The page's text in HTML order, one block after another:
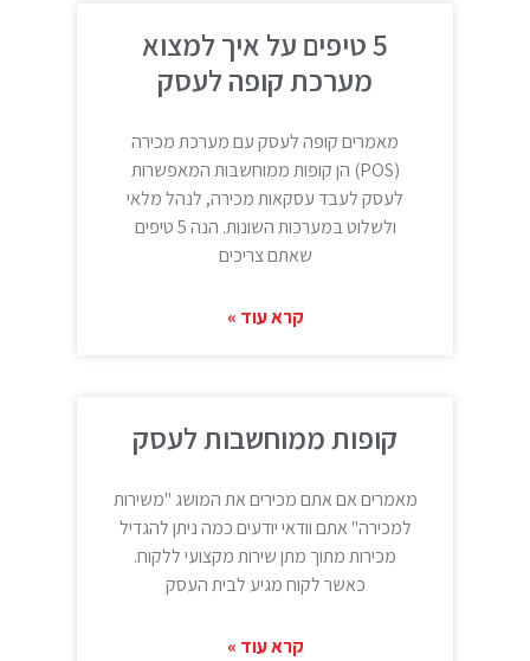
5 טיפים על איך למצוא
מערכת קופה לעסק
מאמרים קופה לעסק עם מערכת מכירה
(POS) הן קופות ממוחשבות המאפשרות
לעסק לעבד עסקאות מכירה, לנהל מלאי
ולשלוט במערכות השונות. הנה 5 טיפים
שאתם צריכים
קרא עוד »
קופות ממוחשבות לעסק
מאמרים אם אתם מכירים את המושג "משירות
למכירה" אתם וודאי יודעים כמה ניתן להגדיל
מכירות מתוך מתן שירות מקצועי ללקוח.
כאשר לקוח מגיע לבית העסק
קרא עוד »